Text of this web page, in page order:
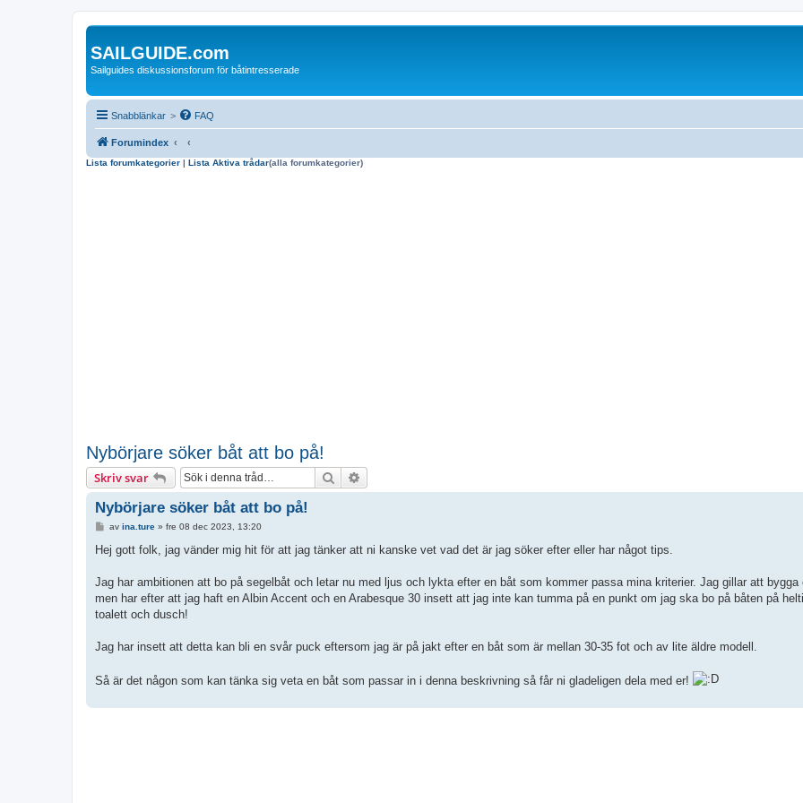
SAILGUIDE.com
Sailguides diskussionsforum för båtintresserade
Snabblänkar > FAQ
Forumindex
Lista forumkategorier | Lista Aktiva trådar(alla forumkategorier)
Nybörjare söker båt att bo på!
Skriv svar Sök
Nybörjare söker båt att bo på!
l
ä
g
av ina.ture» fre 08 dec 2023, 13:20
Hej gott folk, jag vänder mig hit för att jag tänker att ni kanske vet vad det är jag söker efter eller har något tips.
Jag har ambitionen att bo på segelbåt och letar nu med ljus och lykta efter en båt som kommer passa mina kriterier. Jag gillar att bygga
men har efter att jag haft en Albin Accent och en Arabesque 30 insett att jag inte kan tumma på en punkt om jag ska bo på båten på
toalett och dusch!
Jag har insett att detta kan bli en svår puck eftersom jag är på jakt efter en båt som är mellan 30-35 fot och av lite äldre modell.
Så är det någon som kan tänka sig veta en båt som passar in i denna beskrivning så får ni gladeligen dela med er!